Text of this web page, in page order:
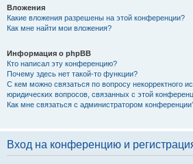
Вложения
Какие вложения разрешены на этой конференции?
Как мне найти мои вложения?
Информация о phpBB
Кто написал эту конференцию?
Почему здесь нет такой-то функции?
С кем можно связаться по вопросу некорректного
юридических вопросов, связанных с этой
Как мне связаться с администратором
Вход на конференцию и